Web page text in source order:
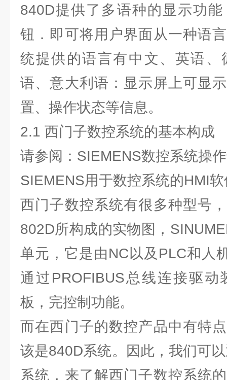
840D提供了多语种的显示功
钮．即可将用户界面从一种语
统提供的语言有中文、英语、
语、意大利语：显示屏上可显
置、操作状态等信息。
2.1 西门子数控系统的基本构成
请参阅：SIEMENS数控系统操
SIEMENS用于数控系统的HMI软
西门子数控系统有很多种型号
802D所构成的实物图，
单元，它是由NC以及PLC和人
通过PROFIBUS总线连接驱
板，完控制功能。
而在西门子的数控产品中有特
该是840D系统。因此，我们可
系统，来了解西门子数控系统